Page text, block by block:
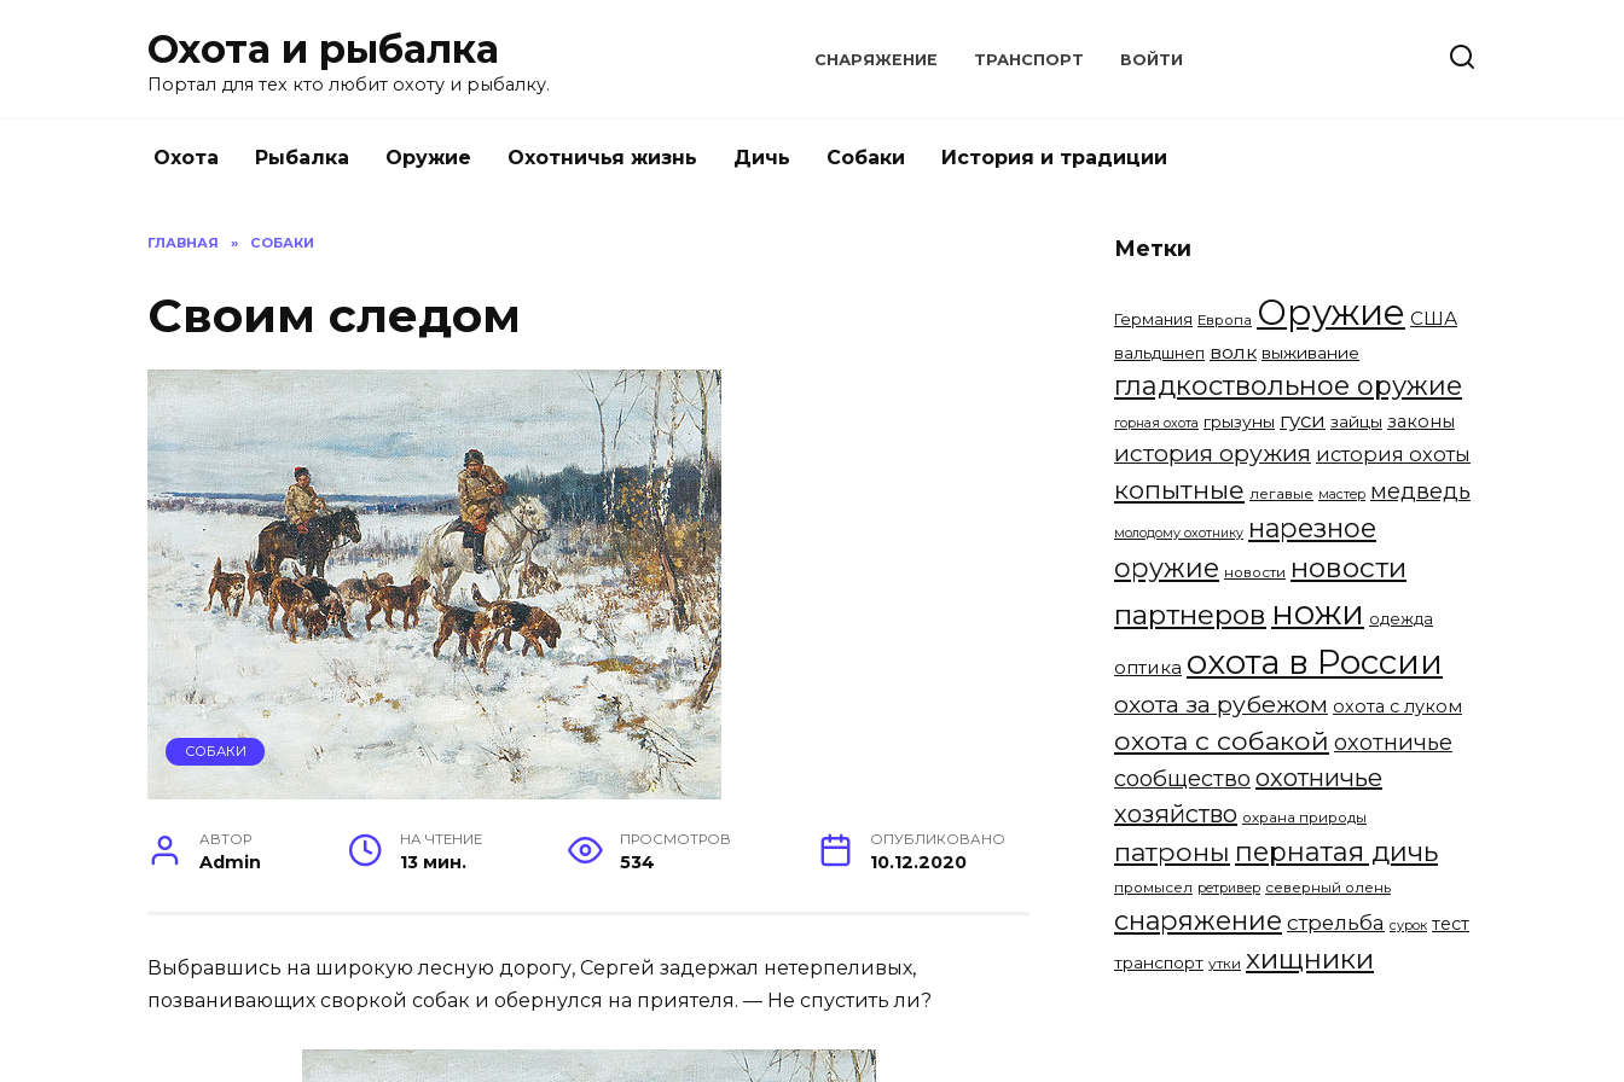
Охота и рыбалка
Портал для тех кто любит охоту и рыбалку.
СНАРЯЖЕНИЕ ТРАНСПОРТ ВОЙТИ
Охота Рыбалка Оружие Охотничья жизнь Дичь Собаки История и традиции
ГЛАВНАЯ » СОБАКИ
Своим следом
СОБАКИ
АВТОР
Admin
НА ЧТЕНИЕ
13 мин.
ПРОСМОТРОВ
534
ОПУБЛИКОВАНО
10.12.2020
Выбравшись на широкую лесную дорогу, Сергей задержал нетерпеливых,
позванивающих своркой собак и обернулся на приятеля. — Не спустить ли?
Метки
Германия Европа Оружие США
вальдшнеп волк выживание
гладкоствольное оружие
горная охота грызуны гуси зайцы законы
история оружия история охоты
копытные легавые мастер медведь
молодому охотнику нарезное
оружие новости новости
партнеров ножи одежда
оптика охота в России
охота за рубежом охота с луком
охота с собакой охотничье
сообщество охотничье
хозяйство охрана природы
патроны пернатая дичь
промысел ретривер северный олень
снаряжение стрельба сурок тест
транспорт утки хищники